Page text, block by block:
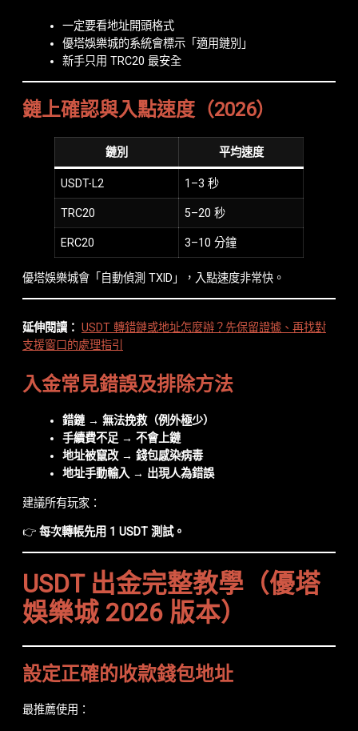
一定要看地址開頭格式
優塔娛樂城的系統會標示「適用鏈別」
新手只用 TRC20 最安全
鏈上確認與入點速度（2026）
鏈別 平均速度
USDT-L2 1–3 秒
TRC20 5–20 秒
ERC20 3–10 分鐘
優塔娛樂城會「自動偵測 TXID」，入點速度非常快。
延伸閱讀： USDT 轉錯鏈或地址怎麼辦？先保留證據、再找對
支援窗口的處理指引
入金常見錯誤及排除方法
錯鏈 → 無法挽救（例外極少）
手續費不足 → 不會上鏈
地址被竄改 → 錢包感染病毒
地址手動輸入 → 出現人為錯誤
建議所有玩家：
👉 每次轉帳先用 1 USDT 測試。
USDT 出金完整教學（優塔
娛樂城 2026 版本）
設定正確的收款錢包地址
最推薦使用：